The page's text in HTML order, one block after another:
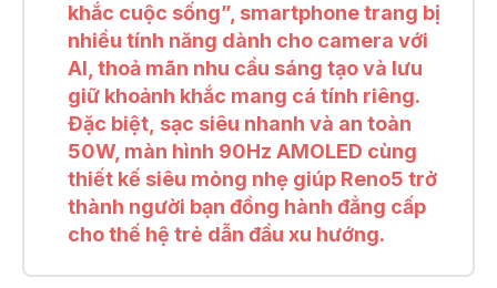
khắc cuộc sống”, smartphone trang bị
nhiều tính năng dành cho camera với
AI, thoả mãn nhu cầu sáng tạo và lưu
giữ khoảnh khắc mang cá tính riêng.
Đặc biệt, sạc siêu nhanh và an toàn
50W, màn hình 90Hz AMOLED cùng
thiết kế siêu mỏng nhẹ giúp Reno5 trở
thành người bạn đồng hành đẳng cấp
cho thế hệ trẻ dẫn đầu xu hướng.